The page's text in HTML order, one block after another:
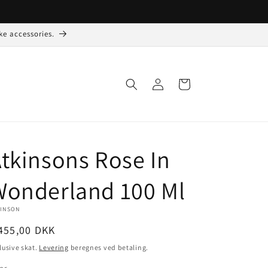
accessories.
ind
Indkøbskurv
Rose In
100 Ml
DKK
skat. Levering beregnes ved betaling.